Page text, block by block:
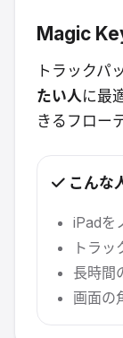
Magic
トラックパ
たい人に最
きるフロー
こんな
iPadを
トラ
長時間
画面の